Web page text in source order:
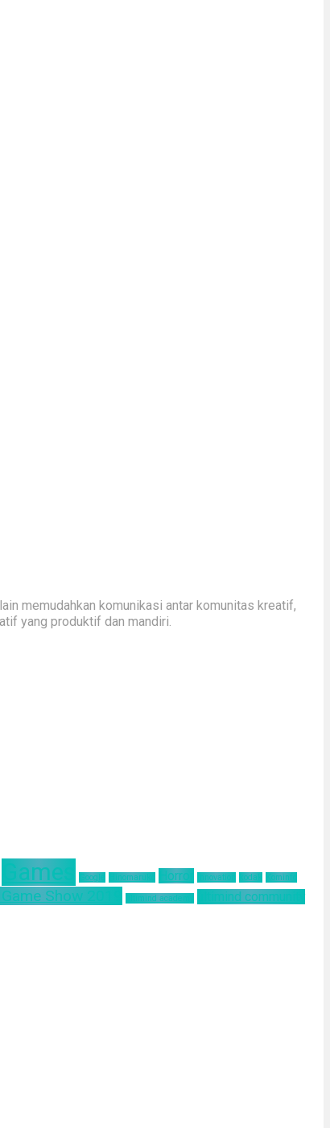
memudahkan komunikasi antar komunitas kreatif,
yang produktif dan mandiri.
Games Google Hinomaruko Horror innovation kodak
Kominfo
Game Show 2019 ultimind academy ultimind community